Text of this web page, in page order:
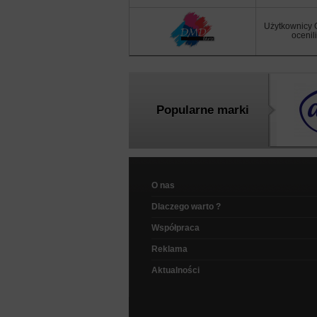
Użytkownicy
Popularne marki
O nas
Dlaczego warto ?
Współpraca
Reklama
Aktualności